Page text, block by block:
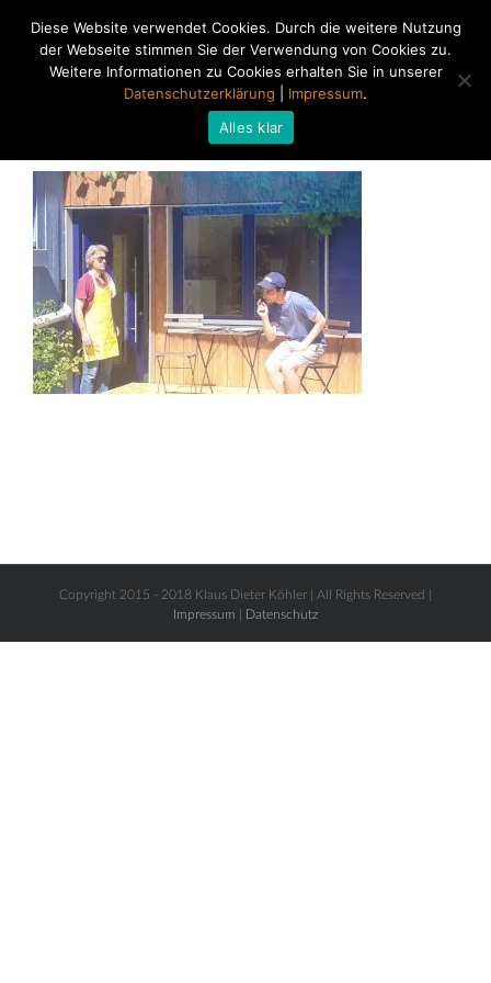
Copyright 2015 - 2018 Klaus Dieter Köhler | All Rights Reserved |
Impressum
Datenschutz
Diese Website verwendet Cookies. Durch die weitere Nutzung
der Webseite stimmen Sie der Verwendung von Cookies zu.
Weitere Informationen zu Cookies erhalten Sie in unserer
Datenschutzerklärung
Impressum.
Alles klar